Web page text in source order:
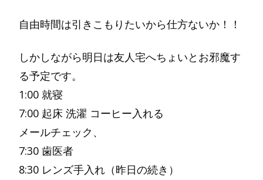
自由時間は引きこもりたいから仕方ないか！！
しかしながら明日は友人宅へちょいとお邪魔す
る予定です。
1:00 就寝
7:00 起床 洗濯 コーヒー入れる
メールチェック、
7:30 歯医者
8:30 レンズ手入れ（昨日の続き）